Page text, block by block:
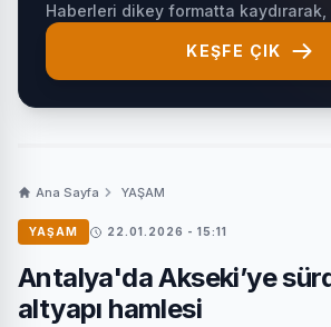
Haberleri dikey formatta kaydırarak,
KEŞFE ÇIK
Ana Sayfa YAŞAM
YAŞAM 22.01.2026 - 15:11
Antalya'da Akseki’ye
altyapı hamlesi